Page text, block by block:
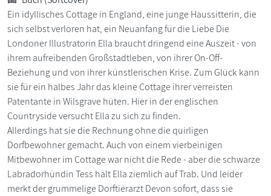
Ein idyllisches Cottage in England, eine junge Haussitterin, die
sich selbst verloren hat, ein Neuanfang für die Liebe Die
Londoner Illustratorin Ella braucht dringend eine Auszeit - von
ihrem aufreibenden Großstadtleben, von ihrer On-Off-
Beziehung und von ihrer künstlerischen Krise. Zum Glück kann
sie für ein halbes Jahr das kleine Cottage ihrer verreisten
Patentante in Wilsgrave hüten. Hier in der englischen
Countryside versucht Ella zu sich zu finden.
Allerdings hat sie die Rechnung ohne die quirligen
Dorfbewohner gemacht. Auch von einem vierbeinigen
Mitbewohner im Cottage war nicht die Rede - aber die schwarze
Labradorhündin Tess hält Ella ziemlich auf Trab. Und leider
merkt der grummelige Dorftierarzt Devon sofort, dass sie